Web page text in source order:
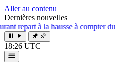
Aller au contenu
Dernières nouvelles
à la hausse à compter du 1er août●
18:26 UTC